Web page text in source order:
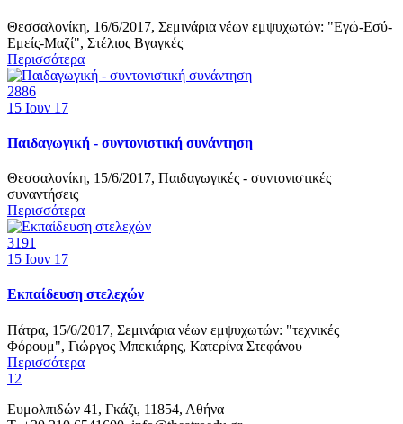
Θεσσαλονίκη, 16/6/2017, Σεμινάρια νέων εμψυχωτών: "Εγώ-Εσύ-
Εμείς-Μαζί", Στέλιος Βγαγκές
Περισσότερα
2886
15 Ιουν 17
Παιδαγωγική - συντονιστική συνάντηση
Θεσσαλονίκη, 15/6/2017, Παιδαγωγικές - συντονιστικές
συναντήσεις
Περισσότερα
3191
15 Ιουν 17
Εκπαίδευση στελεχών
Πάτρα, 15/6/2017, Σεμινάρια νέων εμψυχωτών: "τεχνικές
Φόρουμ", Γιώργος Μπεκιάρης, Κατερίνα Στεφάνου
Περισσότερα
1 2
Ευμολπιδών 41, Γκάζι, 11854, Αθήνα